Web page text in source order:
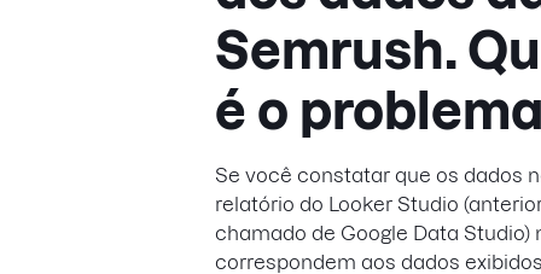
Semrush.
é o
Se você constatar que os dados
relatório do Looker Studio
chamado de Google Data Studio)
correspondem aos dados